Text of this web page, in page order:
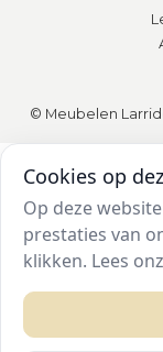
© Meubelen
Cookies op
Op deze
prestaties van
klikken. Lees